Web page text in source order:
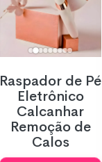
Raspador de Pé
Eletrônico
Calcanhar
Remoção de
Calos